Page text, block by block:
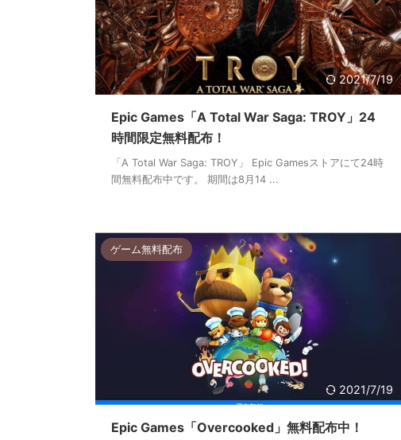
2021/7/19
Epic Games「A Total War Saga: TROY」24
時間限定無料配布！
「A Total War Saga: TROY」 Epic Gamesストアにて24時
間無料配布中です。 期間は8月14 ...
2021/7/19
ゲーム無料配布
Epic Games「Overcooked」無料配布中！